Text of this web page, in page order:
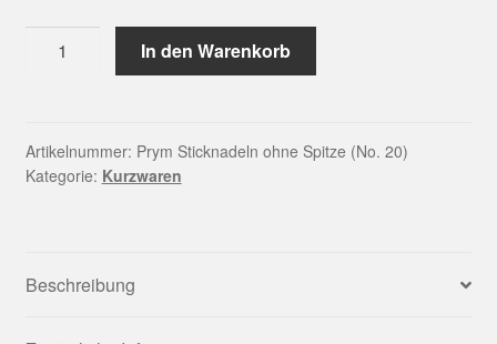
(No.
20)
In den Warenkorb
Artikelnummer: Prym Sticknadeln ohne Spitze (No. 20)
Kategorie: Kurzwaren
Beschreibung